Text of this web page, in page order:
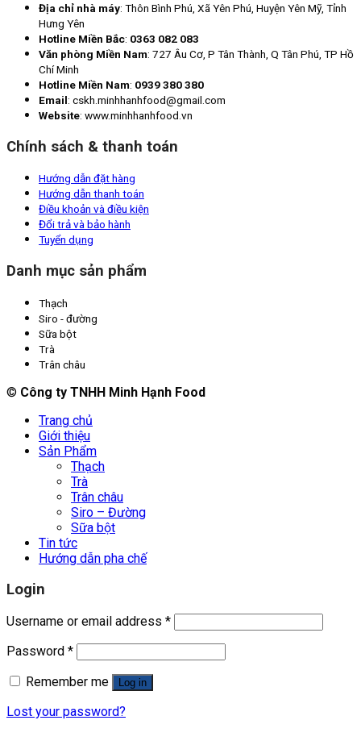
Địa chỉ nhà máy: Thôn Bình Phú, Xã Yên Phú, Huyện Yên Mỹ, Tỉnh
Hưng Yên
Hotline Miền Bắc: 0363 082 083
Văn phòng Miền Nam: 727 Âu Cơ, P Tân Thành, Q Tân Phú, TP Hồ
Chí Minh
Hotline Miền Nam: 0939 380 380
Email: cskh.minhhanhfood@gmail.com
Website: www.minhhanhfood.vn
Chính sách & thanh toán
Hướng dẫn đặt hàng
Hướng dẫn thanh toán
Điều khoản và điều kiện
Đổi trả và bảo hành
Tuyển dụng
Danh mục sản phẩm
Thạch
Siro - đường
Sữa bột
Trà
Trân châu
© Công ty TNHH Minh Hạnh Food
Trang chủ
Giới thiệu
Sản Phẩm
Thạch
Trà
Trân châu
Siro – Đường
Sữa bột
Tin tức
Hướng dẫn pha chế
Login
Username or email address *
Password *
Remember me
Log in
Lost your password?